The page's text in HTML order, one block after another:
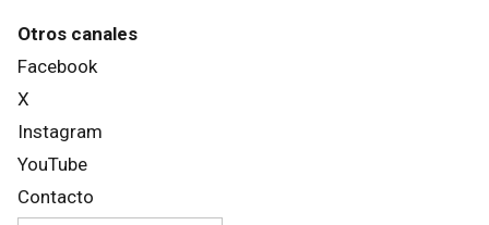
Otros canales
Facebook
X
Instagram
YouTube
Contacto